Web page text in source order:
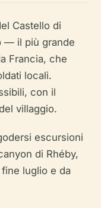
Castello di
— il più grande
Francia, che
locali.
con il
villaggio.
escursioni
di Rhéby,
luglio e da